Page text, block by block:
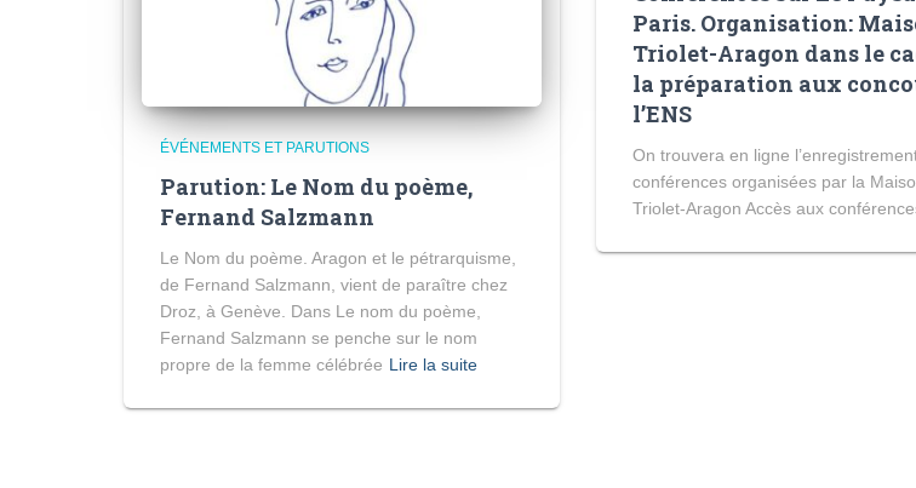
ÉVÉNEMENTS ET PARUTIONS
Parution: Le Nom du poème,
Fernand Salzmann
Le Nom du poème. Aragon et le pétrarquisme,
de Fernand Salzmann, vient de paraître chez
Droz, à Genève. Dans Le nom du poème,
Fernand Salzmann se penche sur le nom
propre de la femme célébrée Lire la suite
Paris. Organisation:
Triolet-Aragon dans le
la préparation aux
l’ENS
On trouvera en ligne
conférences organisées par la
Triolet-Aragon Accès aux